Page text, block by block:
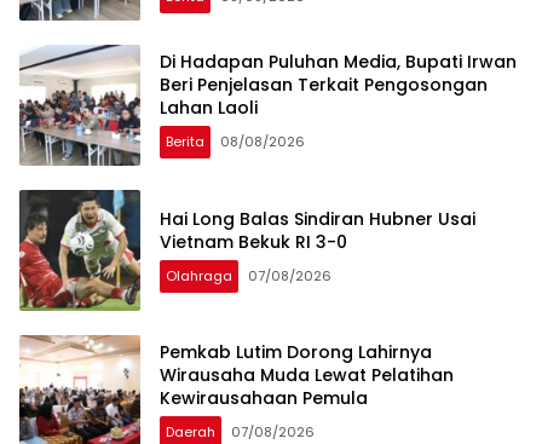
Di Hadapan Puluhan Media, Bupati Irwan
Beri Penjelasan Terkait Pengosongan
Lahan Laoli
Berita 08/08/2026
Hai Long Balas Sindiran Hubner Usai
Vietnam Bekuk RI 3-0
Olahraga 07/08/2026
Pemkab Lutim Dorong Lahirnya
Wirausaha Muda Lewat Pelatihan
Kewirausahaan Pemula
Daerah 07/08/2026